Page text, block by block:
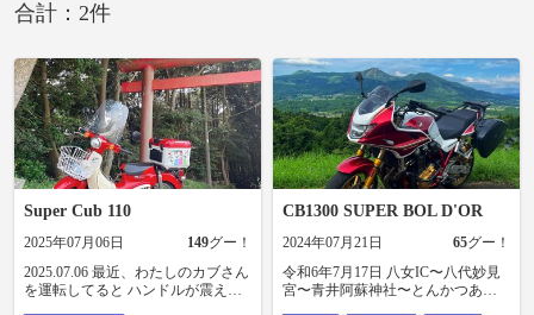
合計：2件
Super Cub 110
2025年07月06日 149グー！
2025.07.06 最近、わたしのカブさん
を運転してると ハンドルが震える
CB1300 SUPER BOL D'OR
2024年07月21日 65グー！
令和6年7月17日 八女IC〜八代妙見
宮〜青井阿蘇神社〜とんかつあお